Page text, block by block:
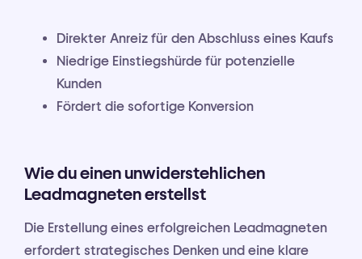
Direkter Anreiz für den Abschluss eines Kaufs
Niedrige Einstiegshürde für potenzielle
Kunden
Fördert die sofortige Konversion
Wie du einen unwiderstehlichen
Leadmagneten erstellst
Die Erstellung eines erfolgreichen Leadmagneten
erfordert strategisches Denken und eine klare